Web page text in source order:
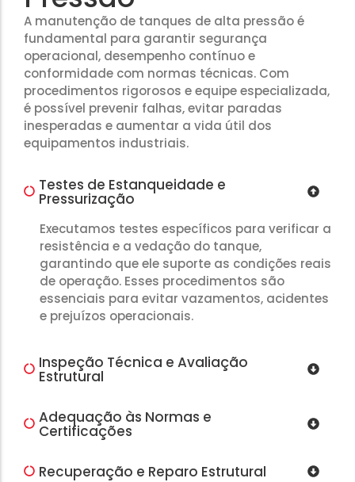
A manutenção de tanques de alta pressão é
fundamental para garantir segurança
operacional, desempenho contínuo e
conformidade com normas técnicas. Com
procedimentos rigorosos e equipe especializada,
é possível prevenir falhas, evitar paradas
inesperadas e aumentar a vida útil dos
equipamentos industriais.
Testes de Estanqueidade e
Pressurização
Executamos testes específicos para verificar a
resistência e a vedação do tanque,
garantindo que ele suporte as condições reais
de operação. Esses procedimentos são
essenciais para evitar vazamentos, acidentes
e prejuízos operacionais.
Inspeção Técnica e Avaliação
Estrutural
Adequação às Normas e
Certificações
Recuperação e Reparo Estrutural